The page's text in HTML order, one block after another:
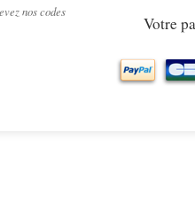
nos codes
Votre